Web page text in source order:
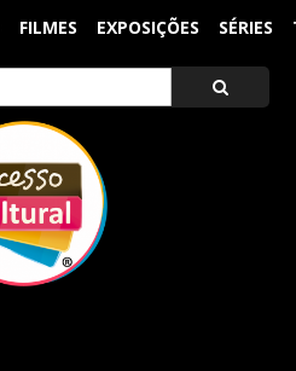
FILMES EXPOSIÇÕES SÉRIES